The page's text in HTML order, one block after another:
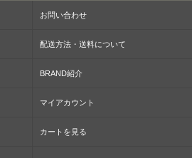
お問い合わせ
配送方法・送料について
BRAND紹介
マイアカウント
カートを見る